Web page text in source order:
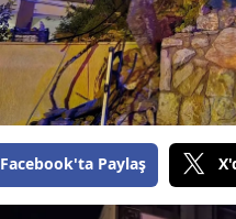
Bolu
Burdur
Bursa
Çanakkale
Çankırı
Facebook'ta Paylaş